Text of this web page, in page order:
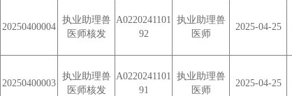
20250400004
执业助理兽
医师核发
A0220241101
92
执业助理兽
医师
2025-04-25
20250400003
执业助理兽
医师核发
A0220241101
91
执业助理兽
医师
2025-04-25